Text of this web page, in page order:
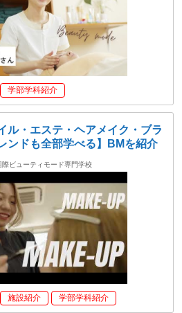
学部学科紹介
ル・エステ・ヘアメイク・ブラ
ンドも全部学べる】BMを紹介
際ビューティモード専門学校
施設紹介 学部学科紹介